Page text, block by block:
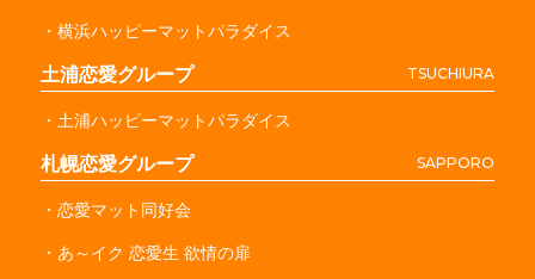
・横浜ハッピーマットパラダイス
土浦恋愛グループ TSUCHIURA
・土浦ハッピーマットパラダイス
札幌恋愛グループ SAPPORO
・恋愛マット同好会
・あ～イク 恋愛生 欲情の扉